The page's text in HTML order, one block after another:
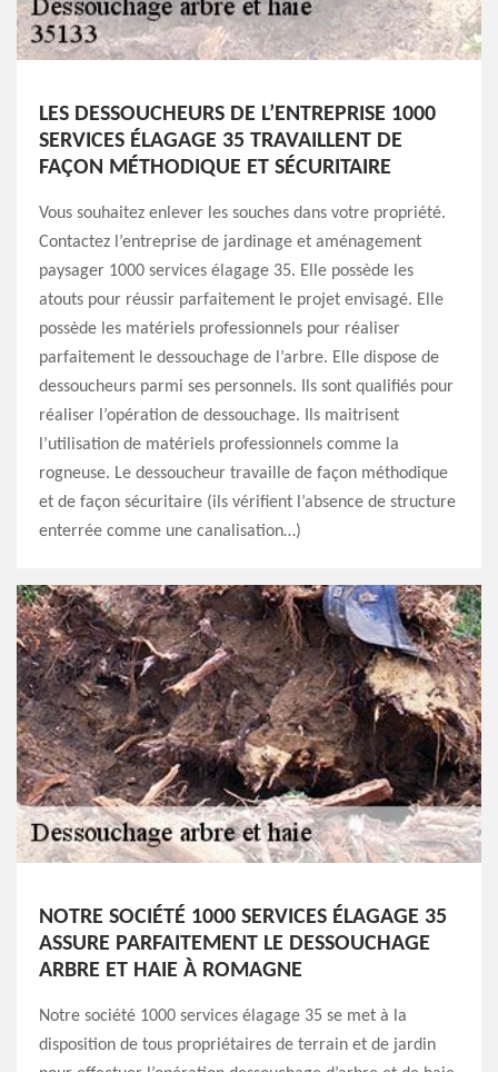
LES DESSOUCHEURS DE L’ENTREPRISE 1000
SERVICES ÉLAGAGE 35 TRAVAILLENT DE
FAÇON MÉTHODIQUE ET SÉCURITAIRE
Vous souhaitez enlever les souches dans votre propriété.
Contactez l’entreprise de jardinage et aménagement
paysager 1000 services élagage 35. Elle possède les
atouts pour réussir parfaitement le projet envisagé. Elle
possède les matériels professionnels pour réaliser
parfaitement le dessouchage de l’arbre. Elle dispose de
dessoucheurs parmi ses personnels. Ils sont qualifiés pour
réaliser l’opération de dessouchage. Ils maitrisent
l’utilisation de matériels professionnels comme la
rogneuse. Le dessoucheur travaille de façon méthodique
et de façon sécuritaire (ils vérifient l’absence de structure
enterrée comme une canalisation…)
NOTRE SOCIÉTÉ 1000 SERVICES ÉLAGAGE 35
ASSURE PARFAITEMENT LE DESSOUCHAGE
ARBRE ET HAIE À ROMAGNE
Notre société 1000 services élagage 35 se met à la
disposition de tous propriétaires de terrain et de jardin